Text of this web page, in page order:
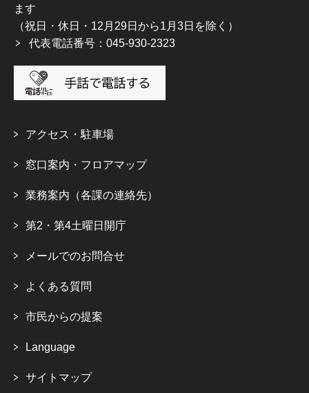
ます
（祝日・休日・12月29日から1月3日を除く）
代表電話番号：045-930-2323
アクセス・駐車場
窓口案内・フロアマップ
業務案内（各課の連絡先）
第2・第4土曜日開庁
メールでのお問合せ
よくある質問
市民からの提案
Language
サイトマップ